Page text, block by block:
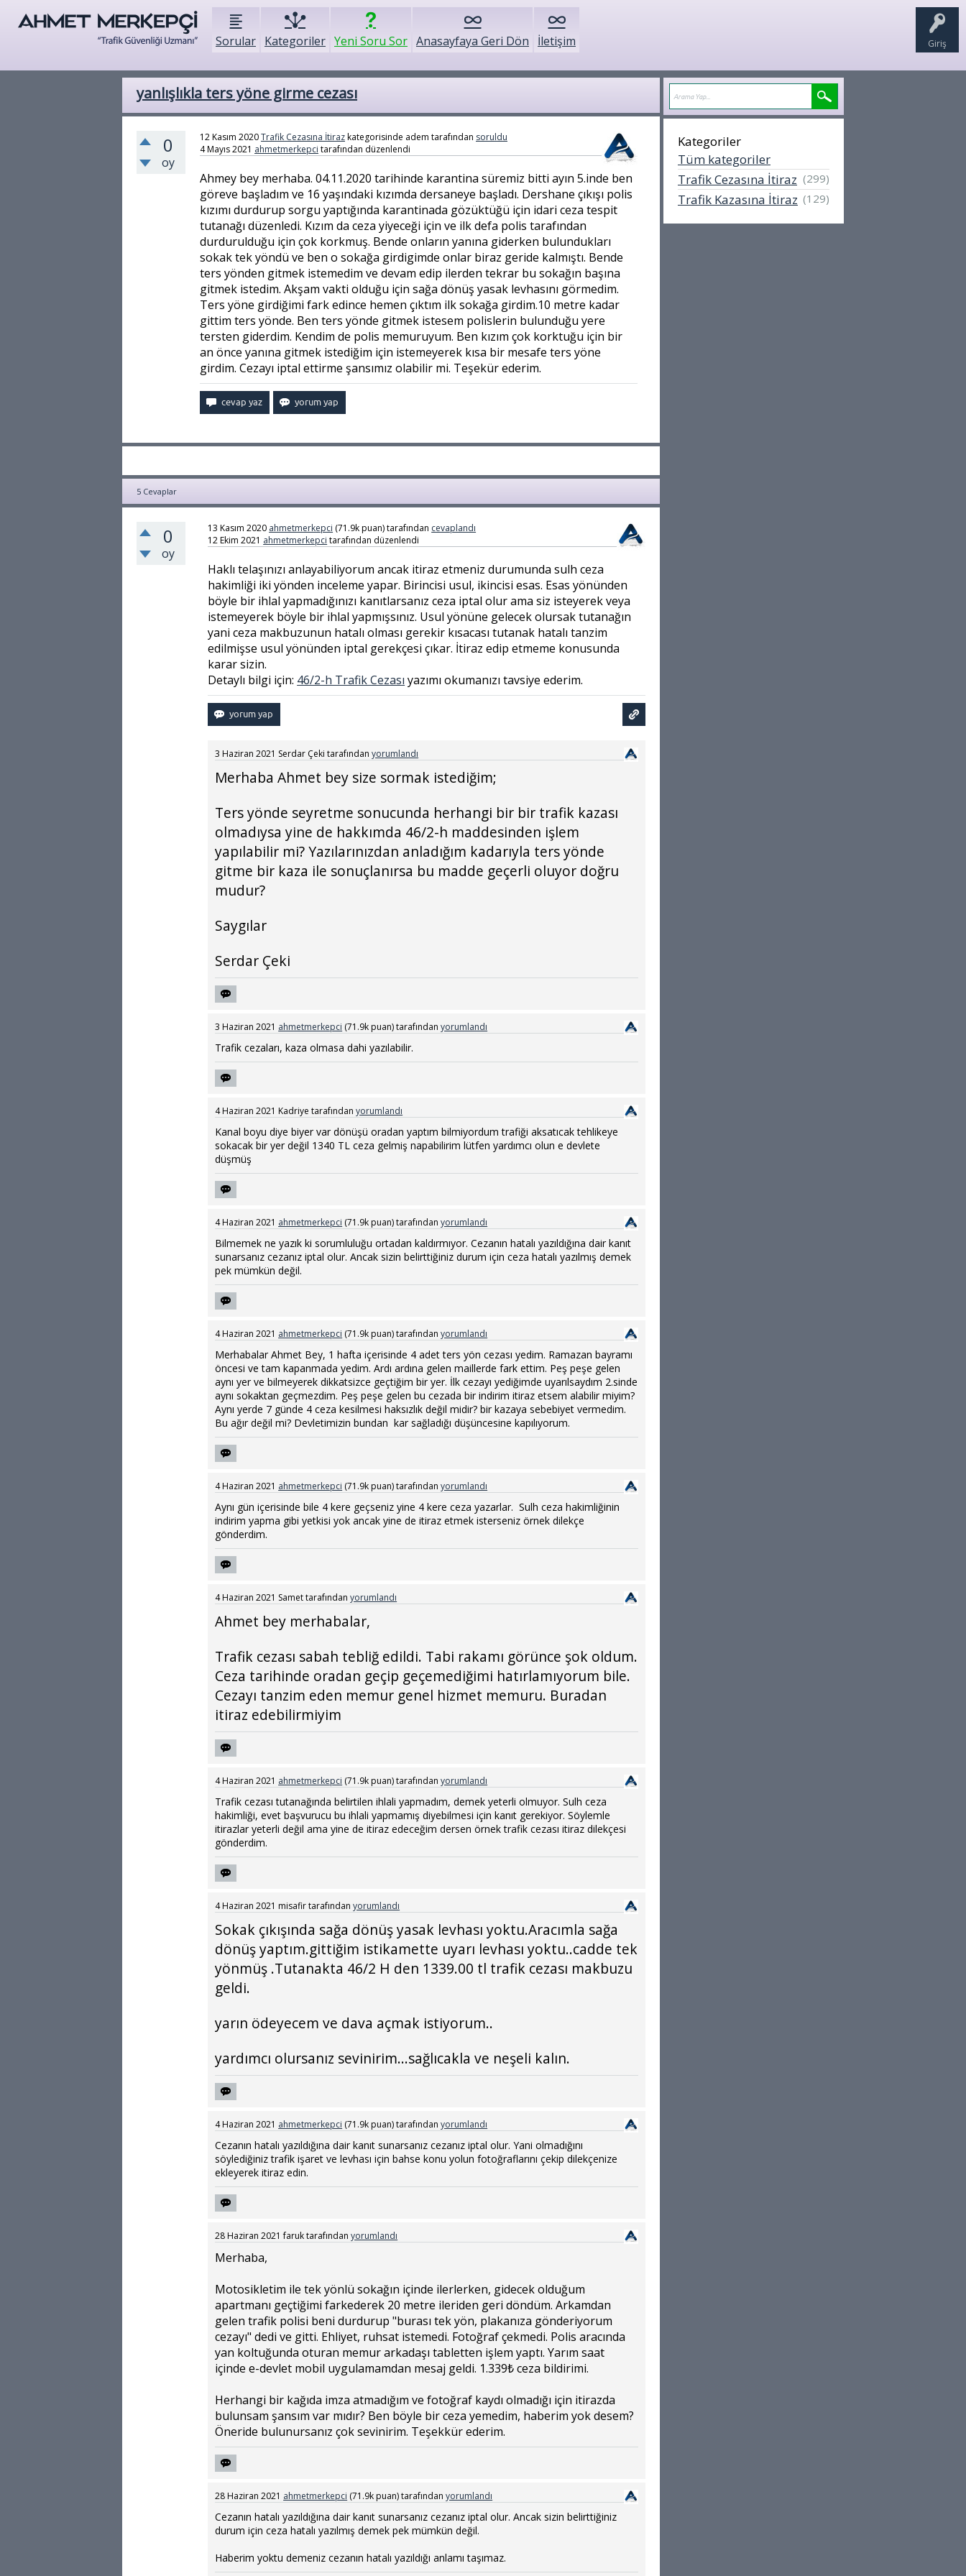
Giriş
Sorular Kategoriler Yeni Soru Sor Anasayfaya Geri Dön İletişim
yanlışlıkla ters yöne girme cezası
0
oy
12 Kasım 2020Trafik Cezasına İtirazkategorisinde adem tarafından soruldu
4 Mayıs 2021 ahmetmerkepci tarafından düzenlendi
Ahmey bey merhaba. 04.11.2020 tarihinde karantina süremiz bitti ayın 5.inde ben
göreve başladım ve 16 yaşındaki kızımda dersaneye başladı. Dershane çıkışı polis
kızımı durdurup sorgu yaptığında karantinada gözüktüğü için idari ceza tespit
tutanağı düzenledi. Kızım da ceza yiyeceği için ve ilk defa polis tarafından
durdurulduğu için çok korkmuş. Bende onların yanına giderken bulundukları
sokak tek yöndü ve ben o sokağa girdigimde onlar biraz geride kalmıştı. Bende
ters yönden gitmek istemedim ve devam edip ilerden tekrar bu sokağın başına
gitmek istedim. Akşam vakti olduğu için sağa dönüş yasak levhasını görmedim.
Ters yöne girdiğimi fark edince hemen çıktım ilk sokağa girdim.10 metre kadar
gittim ters yönde. Ben ters yönde gitmek istesem polislerin bulunduğu yere
tersten giderdim. Kendim de polis memuruyum. Ben kızım çok korktuğu için bir
an önce yanına gitmek istediğim için istemeyerek kısa bir mesafe ters yöne
girdim. Cezayı iptal ettirme şansımız olabilir mi. Teşekür ederim.
5 Cevaplar
0
oy
13 Kasım 2020 ahmetmerkepci (71.9kpuan)tarafından cevaplandı
12 Ekim 2021 ahmetmerkepci tarafından düzenlendi
Haklı telaşınızı anlayabiliyorum ancak itiraz etmeniz durumunda sulh ceza
hakimliği iki yönden inceleme yapar. Birincisi usul, ikincisi esas. Esas yönünden
böyle bir ihlal yapmadığınızı kanıtlarsanız ceza iptal olur ama siz isteyerek veya
istemeyerek böyle bir ihlal yapmışsınız. Usul yönüne gelecek olursak tutanağın
yani ceza makbuzunun hatalı olması gerekir kısacası tutanak hatalı tanzim
edilmişse usul yönünden iptal gerekçesi çıkar. İtiraz edip etmeme konusunda
karar sizin.
Detaylı bilgi için: 46/2-h Trafik Cezası yazımı okumanızı tavsiye ederim.
3 Haziran 2021 Serdar Çeki tarafından yorumlandı
Merhaba Ahmet bey size sormak istediğim;
Ters yönde seyretme sonucunda herhangi bir bir trafik kazası
olmadıysa yine de hakkımda 46/2-h maddesinden işlem
yapılabilir mi? Yazılarınızdan anladığım kadarıyla ters yönde
gitme bir kaza ile sonuçlanırsa bu madde geçerli oluyor doğru
mudur?
Saygılar
Serdar Çeki
3 Haziran 2021 ahmetmerkepci (71.9k puan)tarafından yorumlandı
Trafik cezaları, kaza olmasa dahi yazılabilir.
4 Haziran 2021 Kadriye tarafından yorumlandı
Kanal boyu diye biyer var dönüşü oradan yaptım bilmiyordum trafiği aksatıcak tehlikeye
sokacak bir yer değil 1340 TL ceza gelmiş napabilirim lütfen yardımcı olun e devlete
düşmüş
4 Haziran 2021 ahmetmerkepci (71.9k puan)tarafından yorumlandı
Bilmemek ne yazık ki sorumluluğu ortadan kaldırmıyor. Cezanın hatalı yazıldığına dair kanıt
sunarsanız cezanız iptal olur. Ancak sizin belirttiğiniz durum için ceza hatalı yazılmış demek
pek mümkün değil.
4 Haziran 2021 ahmetmerkepci (71.9k puan)tarafından yorumlandı
Merhabalar Ahmet Bey, 1 hafta içerisinde 4 adet ters yön cezası yedim. Ramazan bayramı
öncesi ve tam kapanmada yedim. Ardı ardına gelen maillerde fark ettim. Peş peşe gelen
aynı yer ve bilmeyerek dikkatsizce geçtiğim bir yer. İlk cezayı yediğimde uyarılsaydım 2.sinde
aynı sokaktan geçmezdim. Peş peşe gelen bu cezada bir indirim itiraz etsem alabilir miyim?
Aynı yerde 7 günde 4 ceza kesilmesi haksızlık değil midir? bir kazaya sebebiyet vermedim.
Bu ağır değil mi? Devletimizin bundan kar sağladığı düşüncesine kapılıyorum.
4 Haziran 2021 ahmetmerkepci (71.9k puan)tarafından yorumlandı
Aynı gün içerisinde bile 4 kere geçseniz yine 4 kere ceza yazarlar. Sulh ceza hakimliğinin
indirim yapma gibi yetkisi yok ancak yine de itiraz etmek isterseniz örnek dilekçe
gönderdim.
4 Haziran 2021 Samettarafından yorumlandı
Ahmet bey merhabalar,
Trafik cezası sabah tebliğ edildi. Tabi rakamı görünce şok oldum.
Ceza tarihinde oradan geçip geçemediğimi hatırlamıyorum bile.
Cezayı tanzim eden memur genel hizmet memuru. Buradan
itiraz edebilirmiyim
4 Haziran 2021 ahmetmerkepci (71.9k puan)tarafından yorumlandı
Trafik cezası tutanağında belirtilen ihlali yapmadım, demek yeterli olmuyor. Sulh ceza
hakimliği, evet başvurucu bu ihlali yapmamış diyebilmesi için kanıt gerekiyor. Söylemle
itirazlar yeterli değil ama yine de itiraz edeceğim dersen örnek trafik cezası itiraz dilekçesi
gönderdim.
4 Haziran 2021 misafirtarafından yorumlandı
Sokak çıkışında sağa dönüş yasak levhası yoktu.Aracımla sağa
dönüş yaptım.gittiğim istikamette uyarı levhası yoktu..cadde tek
yönmüş .Tutanakta 46/2 H den 1339.00 tl trafik cezası makbuzu
geldi.
yarın ödeyecem ve dava açmak istiyorum..
yardımcı olursanız sevinirim...sağlıcakla ve neşeli kalın.
4 Haziran 2021 ahmetmerkepci (71.9k puan)tarafından yorumlandı
Cezanın hatalı yazıldığına dair kanıt sunarsanız cezanız iptal olur. Yani olmadığını
söylediğiniz trafik işaret ve levhası için bahse konu yolun fotoğraflarını çekip dilekçenize
ekleyerek itiraz edin.
28 Haziran 2021 faruktarafından yorumlandı
Merhaba,
Motosikletim ile tek yönlü sokağın içinde ilerlerken, gidecek olduğum
apartmanı geçtiğimi farkederek 20 metre ileriden geri döndüm. Arkamdan
gelen trafik polisi beni durdurup "burası tek yön, plakanıza gönderiyorum
cezayı" dedi ve gitti. Ehliyet, ruhsat istemedi. Fotoğraf çekmedi. Polis aracında
yan koltuğunda oturan memur arkadaşı tabletten işlem yaptı. Yarım saat
içinde e-devlet mobil uygulamamdan mesaj geldi. 1.339₺ ceza bildirimi.
Herhangi bir kağıda imza atmadığım ve fotoğraf kaydı olmadığı için itirazda
bulunsam şansım var mıdır? Ben böyle bir ceza yemedim, haberim yok desem?
Öneride bulunursanız çok sevinirim. Teşekkür ederim.
28 Haziran 2021 ahmetmerkepci (71.9k puan)tarafından yorumlandı
Cezanın hatalı yazıldığına dair kanıt sunarsanız cezanız iptal olur. Ancak sizin belirttiğiniz
durum için ceza hatalı yazılmış demek pek mümkün değil.
Haberim yoktu demeniz cezanın hatalı yazıldığı anlamı taşımaz.
Kategoriler
Tüm kategoriler
Trafik Cezasına İtiraz (299)
Trafik Kazasına İtiraz (129)